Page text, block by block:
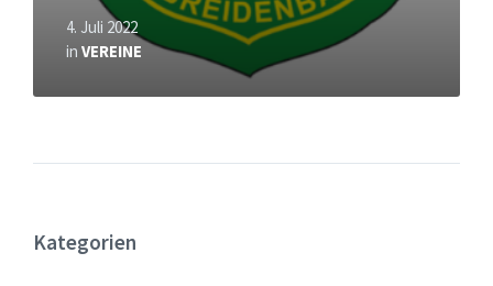
4. Juli 2022
in VEREINE
Kategorien